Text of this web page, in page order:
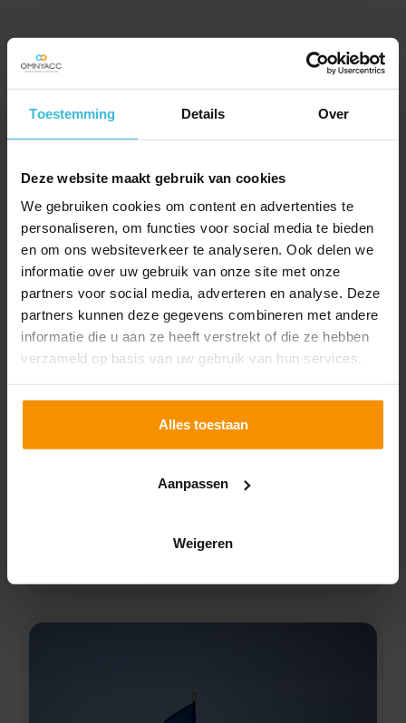
Toestemming Details Over
Deze website maakt gebruik van cookies
We gebruiken cookies om content en advertenties te
personaliseren, om functies voor social media te bieden
en om ons websiteverkeer te analyseren. Ook delen we
informatie over uw gebruik van onze site met onze
partners voor social media, adverteren en analyse. Deze
partners kunnen deze gegevens combineren met andere
informatie die u aan ze heeft verstrekt of die ze hebben
verzameld op basis van uw gebruik van hun services.
Alles toestaan
Aanpassen
Weigeren
SPECIAAL VOOR JOU
UITGELICHT
55 negatief beoordeelde
fiscale regelingen
gepubliceerd
De staatssecretaris van Financiën heeft een overzicht